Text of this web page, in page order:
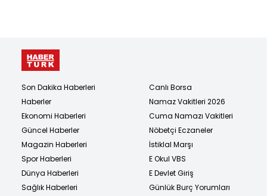
Son Dakika Haberleri
Haberler
Ekonomi Haberleri
Güncel Haberler
Magazin Haberleri
Spor Haberleri
Dünya Haberleri
Sağlık Haberleri
Canlı Borsa
Namaz Vakitleri 2026
Cuma Namazı Vakitleri
Nöbetçi Eczaneler
İstiklal Marşı
E Okul VBS
E Devlet Giriş
Günlük Burç Yorumları